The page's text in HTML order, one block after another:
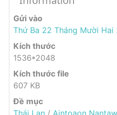
Gửi vào
Thứ Ba 22 Tháng Mười Hai
Kích thước
1536*2048
Kích thước file
607 KB
Đề mục